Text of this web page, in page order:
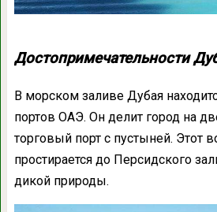
Достопримечательности
В морском заливе Дубая
портов ОАЭ. Он делит город на
торговый порт с пустыней. Этот
простирается до Персидского
дикой природы.